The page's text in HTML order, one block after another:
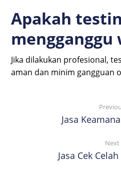
Apakah
mengganggu
Jika dilakukan profesional,
aman dan minim gangguan
Jasa
Next
Jasa Cek